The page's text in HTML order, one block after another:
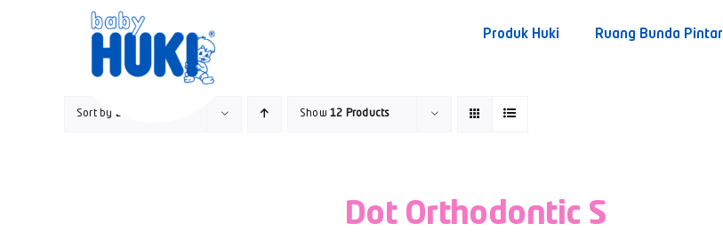
Produk Huki Ruang Bunda Pintar
Sort by Date Show12 Products
Dot Orthodontic S